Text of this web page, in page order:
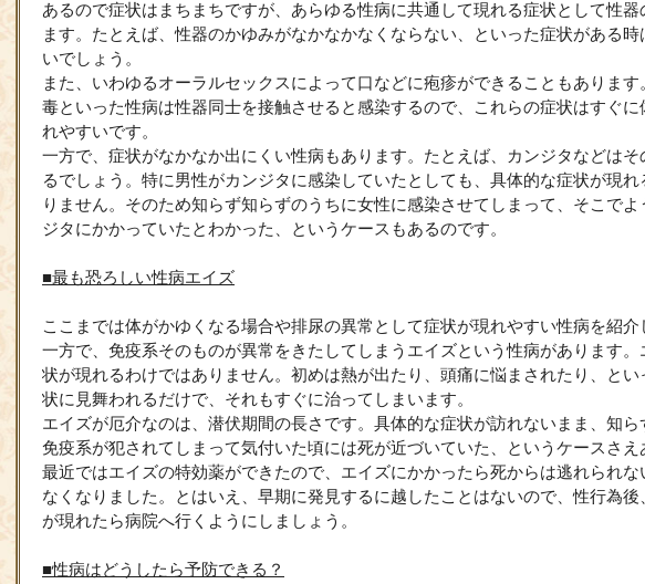
あるので症状はまちまちですが、あらゆる性病に共通して現れる症状として性
ます。たとえば、性器のかゆみがなかなかなくならない、といった症状がある時
いでしょう。
また、いわゆるオーラルセックスによって口などに疱疹ができることもありま
毒といった性病は性器同士を接触させると感染するので、これらの症状はすぐに
れやすいです。
一方で、症状がなかなか出にくい性病もあります。たとえば、カンジタなどはそ
るでしょう。特に男性がカンジタに感染していたとしても、具体的な症状が現れ
りません。そのため知らず知らずのうちに女性に感染させてしまって、そこでよ
ジタにかかっていたとわかった、というケースもあるのです。
■最も恐ろしい性病エイズ
ここまでは体がかゆくなる場合や排尿の異常として症状が現れやすい性病を紹介
一方で、免疫系そのものが異常をきたしてしまうエイズという性病があります。
状が現れるわけではありません。初めは熱が出たり、頭痛に悩まされたり、とい
状に見舞われるだけで、それもすぐに治ってしまいます。
エイズが厄介なのは、潜伏期間の長さです。具体的な症状が訪れないまま、知ら
免疫系が犯されてしまって気付いた頃には死が近づいていた、というケースさえ
最近ではエイズの特効薬ができたので、エイズにかかったら死からは逃れられな
なくなりました。とはいえ、早期に発見するに越したことはないので、性行為後
が現れたら病院へ行くようにしましょう。
■性病はどうしたら予防できる？